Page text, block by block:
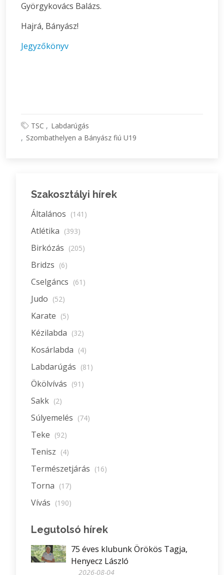
Györgykovács Balázs.
Hajrá, Bányász!
Jegyzőkönyv
TSC
Labdarúgás
Szombathelyen a Bányász fiú U19
Szakosztályi hírek
Általános (141)
Atlétika (393)
Birkózás (205)
Bridzs (6)
Cselgáncs (61)
Judo (52)
Karate (5)
Kézilabda (32)
Kosárlabda (4)
Labdarúgás (81)
Ökölvívás (91)
Sakk (2)
Súlyemelés (74)
Teke (92)
Tenisz (4)
Természetjárás (16)
Torna (17)
Vívás (190)
Legutolsó hírek
75 éves klubunk Örökös Tagja,
Henyecz László
2026-08-04